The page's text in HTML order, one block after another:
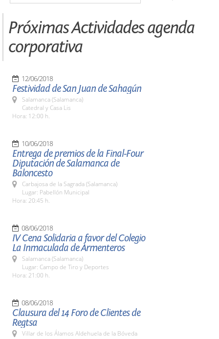
Próximas Actividades agenda
corporativa
12/06/2018
Festividad de San Juan de Sahagún
Salamanca (Salamanca)
Catedral y Casa Lis
Hora: 12:00 h.
10/06/2018
Entrega de premios de la Final-Four
Diputación de Salamanca de
Baloncesto
Carbajosa de la Sagrada (Salamanca)
Lugar: Pabellón Municipal
Hora: 20:45 h.
08/06/2018
IV Cena Solidaria a favor del Colegio
La Inmaculada de Armenteros
Salamanca (Salamanca)
Lugar: Campo de Tiro y Deportes
Hora: 21:00 h.
08/06/2018
Clausura del 14 Foro de Clientes de
Regtsa
Villar de los Álamos Aldehuela de la Bóveda